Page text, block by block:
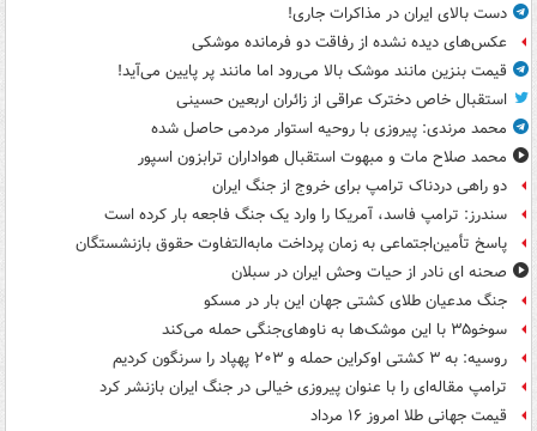
دست بالای ایران در مذاکرات جاری!
عکس‌های دیده نشده از رفاقت دو فرمانده‌ موشکی
قیمت بنزین مانند موشک بالا می‌رود اما مانند پر پایین می‌آید!
استقبال خاص دخترک عراقی از زائران اربعین حسینی
محمد مرندی: پیروزی با روحیه استوار مردمی حاصل شده
محمد صلاح مات و مبهوت استقبال هواداران ترابزون اسپور
دو راهی دردناک ترامپ برای خروج از جنگ ایران
سندرز: ترامپ فاسد، آمریکا را وارد یک جنگ فاجعه بار کرده است
پاسخ تأمین‌اجتماعی به زمان پرداخت مابه‌التفاوت حقوق بازنشستگان
صحنه ای نادر از حیات وحش ایران در سبلان
جنگ مدعیان طلای کشتی جهان این بار در مسکو
سوخو۳۵ با این موشک‌ها به ناوهای‌جنگی حمله می‌کند
روسیه: به ۳ کشتی اوکراین حمله و ۲۰۳ پهپاد را سرنگون کردیم
ترامپ مقاله‌ای را با عنوان پیروزی خیالی در جنگ ایران بازنشر کرد
قیمت جهانی طلا امروز ۱۶ مرداد